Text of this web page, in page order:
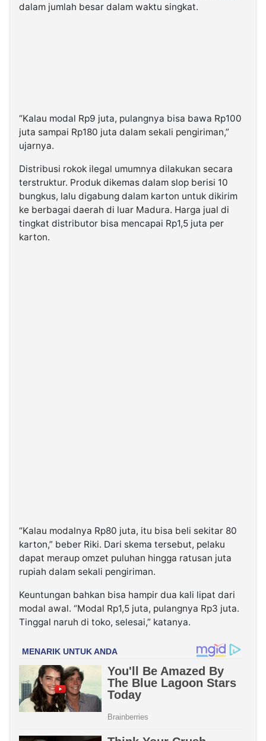
dalam jumlah besar dalam waktu singkat.
“Kalau modal Rp9 juta, pulangnya bisa bawa Rp100
juta sampai Rp180 juta dalam sekali pengiriman,”
ujarnya.
Distribusi rokok ilegal umumnya dilakukan secara
terstruktur. Produk dikemas dalam slop berisi 10
bungkus, lalu digabung dalam karton untuk dikirim
ke berbagai daerah di luar Madura. Harga jual di
tingkat distributor bisa mencapai Rp1,5 juta per
karton.
“Kalau modalnya Rp80 juta, itu bisa beli sekitar 80
karton,” beber Riki. Dari skema tersebut, pelaku
dapat meraup omzet puluhan hingga ratusan juta
rupiah dalam sekali pengiriman.
Keuntungan bahkan bisa hampir dua kali lipat dari
modal awal. “Modal Rp1,5 juta, pulangnya Rp3 juta.
Tinggal naruh di toko, selesai,” katanya.